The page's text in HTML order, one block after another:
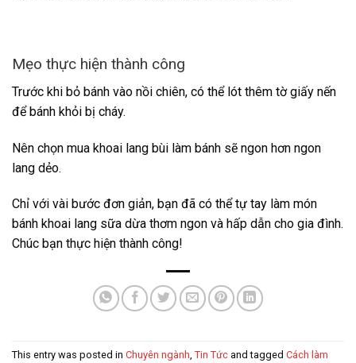
Mẹo thực hiện thành công
Trước khi bỏ bánh vào nồi chiên, có thể lót thêm tờ giấy nến
để bánh khỏi bị cháy.
Nên chọn mua khoai lang bùi làm bánh sẽ ngon hơn ngon
lang dẻo.
Chỉ với vài bước đơn giản, bạn đã có thể tự tay làm món
bánh khoai lang sữa dừa thơm ngon và hấp dẫn cho gia đình.
Chúc bạn thực hiện thành công!
This entry was posted in Chuyên ngành Tin Tức and tagged Cách làm